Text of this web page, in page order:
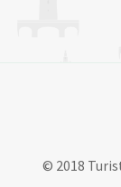
© 2018